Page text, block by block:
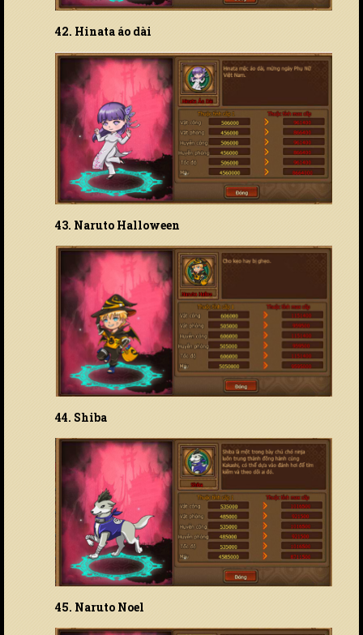
42. Hinata áo dài
43. Naruto Halloween
44. Shiba
45. Naruto Noel